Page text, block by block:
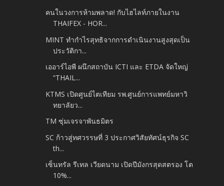
คนในวงการห้ามพลาด! กับไฮไลท์ภายในงาน
THAIFEX - HOR...
MINT ทำกำไรสุทธิจากการดำเนินงานสูงสุดเป็น
ประวัติกา...
เออาร์ไอพี ผนึกสถาบัน ICTI และ ETDA จัดใหญ่
“THAIL...
KTMS เปิดศูนย์ไตเทียม รพ.ศูนย์การแพทย์มหาวิ
ทยาลัยว...
TM ซุ่มเจรจาพันธมิตร
SC ก้าวสู่ทศวรรษที่ 3 ประกาศวิสัยทัศน์ธุรกิจ SC
th...
เซ็นทรัล รีเทล เวียดนาม เปิดปีมังกรสุดสตรอง โต
10%...